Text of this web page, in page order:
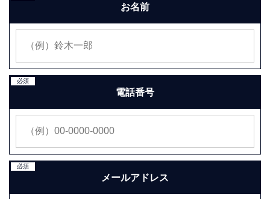
お名前
電話番号
必須
メールアドレス
必須